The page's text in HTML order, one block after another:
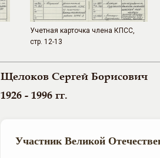
Учетная карточка члена КПСС,
стр. 12-13
Щелоков Сергей Борисович
1926 - 1996 гг.
Участник Великой